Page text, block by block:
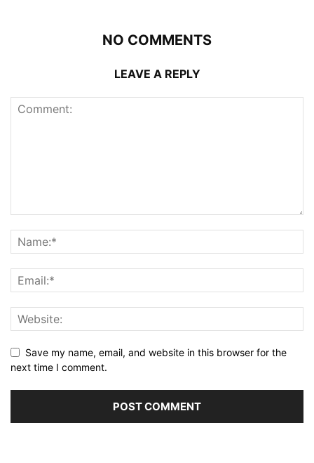
NO COMMENTS
LEAVE A REPLY
Save my name, email, and website in this browser for the
next time I comment.